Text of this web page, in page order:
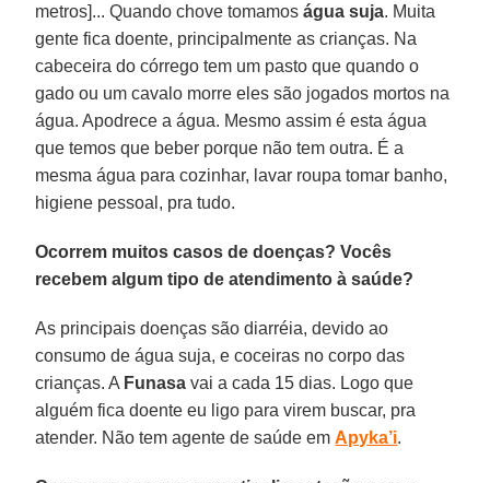
metros]... Quando chove tomamoságua suja. Muita
gente fica doente, principalmente as crianças. Na
cabeceira do córrego tem um pasto que quando o
gado ou um cavalo morre eles são jogados mortos na
água. Apodrece a água. Mesmo assim é esta água
que temos que beber porque não tem outra. É a
mesma água para cozinhar, lavar roupa tomar banho,
higiene pessoal, pra tudo.
Ocorrem muitos casos de doenças? Vocês
recebem algum tipo de atendimento à saúde?
As principais doenças são diarréia, devido ao
consumo de água suja, e coceiras no corpo das
crianças. A Funasa vai a cada 15 dias. Logo que
alguém fica doente eu ligo para virem buscar, pra
atender. Não tem agente de saúde emApyka’i.